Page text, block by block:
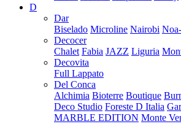
D
Dar
Biselado Microline Nairobi
Decocer
Chalet Fabia JAZZ Liguria
Decovita
Full Lappato
Del Conca
Alchimia Bioterre Boutique
Deco Studio Foreste D Italia
MARBLE EDITION Monte